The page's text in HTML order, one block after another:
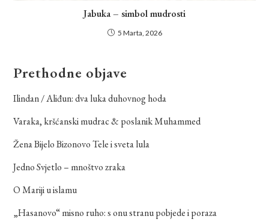
Jabuka – simbol mudrosti
5 Marta, 2026
Prethodne objave
Ilindan / Aliđun: dva luka duhovnog hoda
Varaka, kršćanski mudrac & poslanik Muhammed
Žena Bijelo Bizonovo Tele i sveta lula
Jedno Svjetlo – mnoštvo zraka
O Mariji u islamu
„Hasanovo“ misno ruho: s onu stranu pobjede i poraza